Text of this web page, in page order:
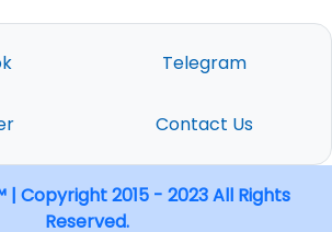
Telegram
Contact Us
| Copyright 2015 - 2023 All Rights
Reserved.